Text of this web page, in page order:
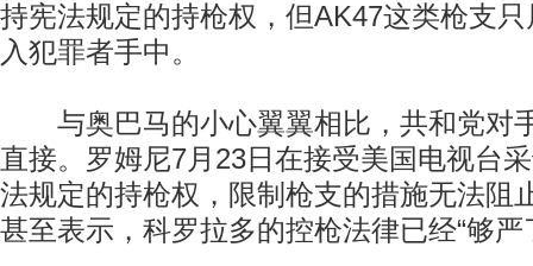
持宪法规定的持枪权，但AK47这类枪支
入犯罪者手中。
与奥巴马的小心翼翼相比，共和党对
直接。罗姆尼7月23日在接受美国电视台
法规定的持枪权，限制枪支的措施无法阻
甚至表示，科罗拉多的控枪法律已经“够严